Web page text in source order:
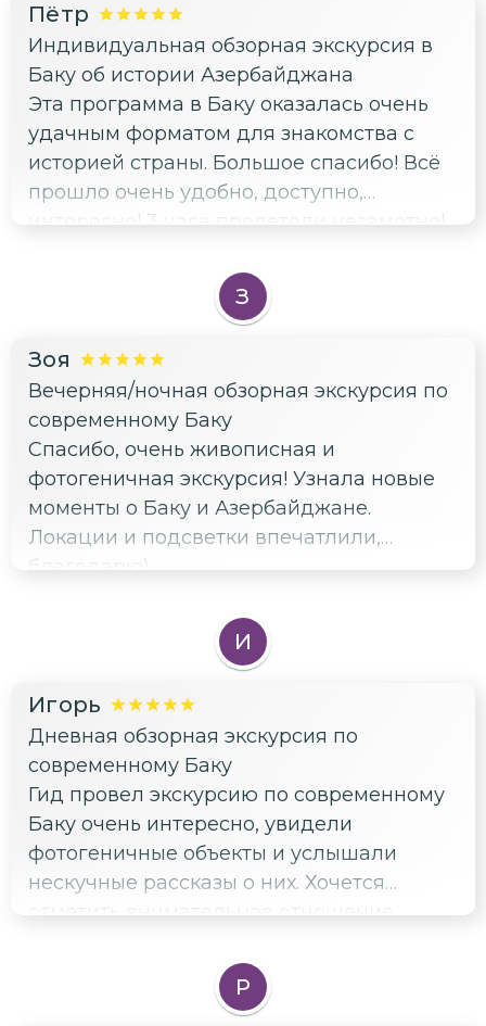
Пётр
Индивидуальная обзорная экскурсия в
Баку об истории Азербайджана
Эта программа в Баку оказалась очень
удачным форматом для знакомства с
историей страны. Большое спасибо! Всё
прошло очень удобно, доступно,
интересно! 3 часа пролетели незаметно!
З
Зоя
Вечерняя/ночная обзорная экскурсия по
современному Баку
Спасибо, очень живописная и
фотогеничная экскурсия! Узнала новые
моменты о Баку и Азербайджане.
Локации и подсветки впечатлили,
благодарю)
И
Игорь
Дневная обзорная экскурсия по
современному Баку
Гид провел экскурсию по современному
Баку очень интересно, увидели
фотогеничные объекты и услышали
нескучные рассказы о них. Хочется
Р